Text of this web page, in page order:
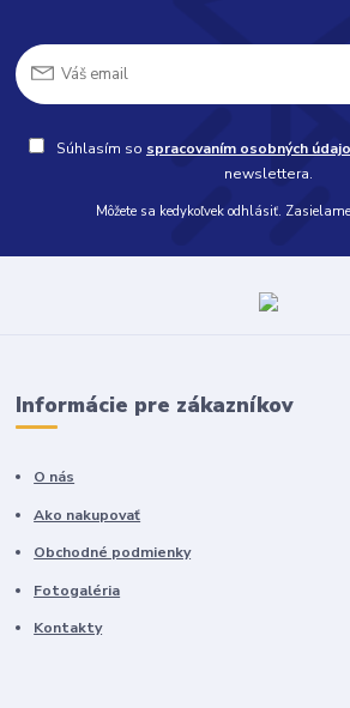
Súhlasím so spracovaním osobných
newslettera.
Môžete sa kedykoľvek odhlásiť.
Informácie pre zákazníkov
O nás
Ako nakupovať
Obchodné podmienky
Fotogaléria
Kontakty